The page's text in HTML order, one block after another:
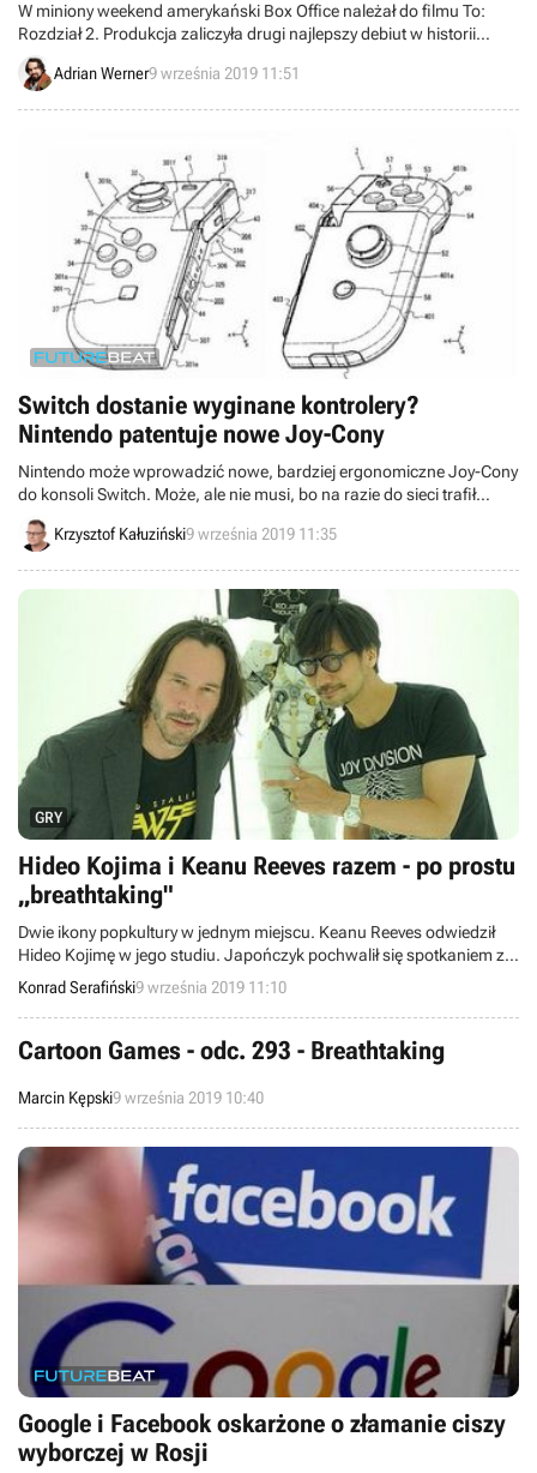
W miniony weekend amerykański Box Office należał do filmu To:
Rozdział 2. Produkcja zaliczyła drugi najlepszy debiut w historii
horrorów. Liderem pozostaje pierwsza część cyklu.
Adrian Werner9 września 2019 11:51
Switch dostanie wyginane kontrolery?
Nintendo patentuje nowe Joy-Cony
Nintendo może wprowadzić nowe, bardziej ergonomiczne Joy-Cony
do konsoli Switch. Może, ale nie musi, bo na razie do sieci trafił
wyłącznie patent na wyginane kontrolery.
Krzysztof Kałuziński9 września 2019 11:35
GRY
Hideo Kojima i Keanu Reeves razem - po prostu
„breathtaking"
Dwie ikony popkultury w jednym miejscu. Keanu Reeves odwiedził
Hideo Kojimę w jego studiu. Japończyk pochwalił się spotkaniem za
pośrednictwem Twittera, a w sieci zaroiło się od domysłów
dotyczących ewentualnej współpracy obu panów.
Konrad Serafiński9 września 2019 11:10
Cartoon Games - odc. 293 - Breathtaking
Marcin Kępski9 września 2019 10:40
Google i Facebook oskarżone o złamanie ciszy
wyborczej w Rosji